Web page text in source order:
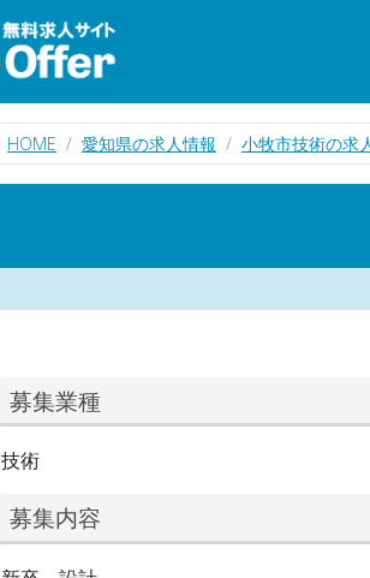
HOME 愛知県の求人情報 小牧市技術の求
募集業種
技術
募集内容